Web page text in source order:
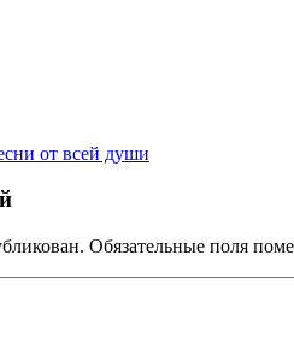
от всей души
Обязательные поля